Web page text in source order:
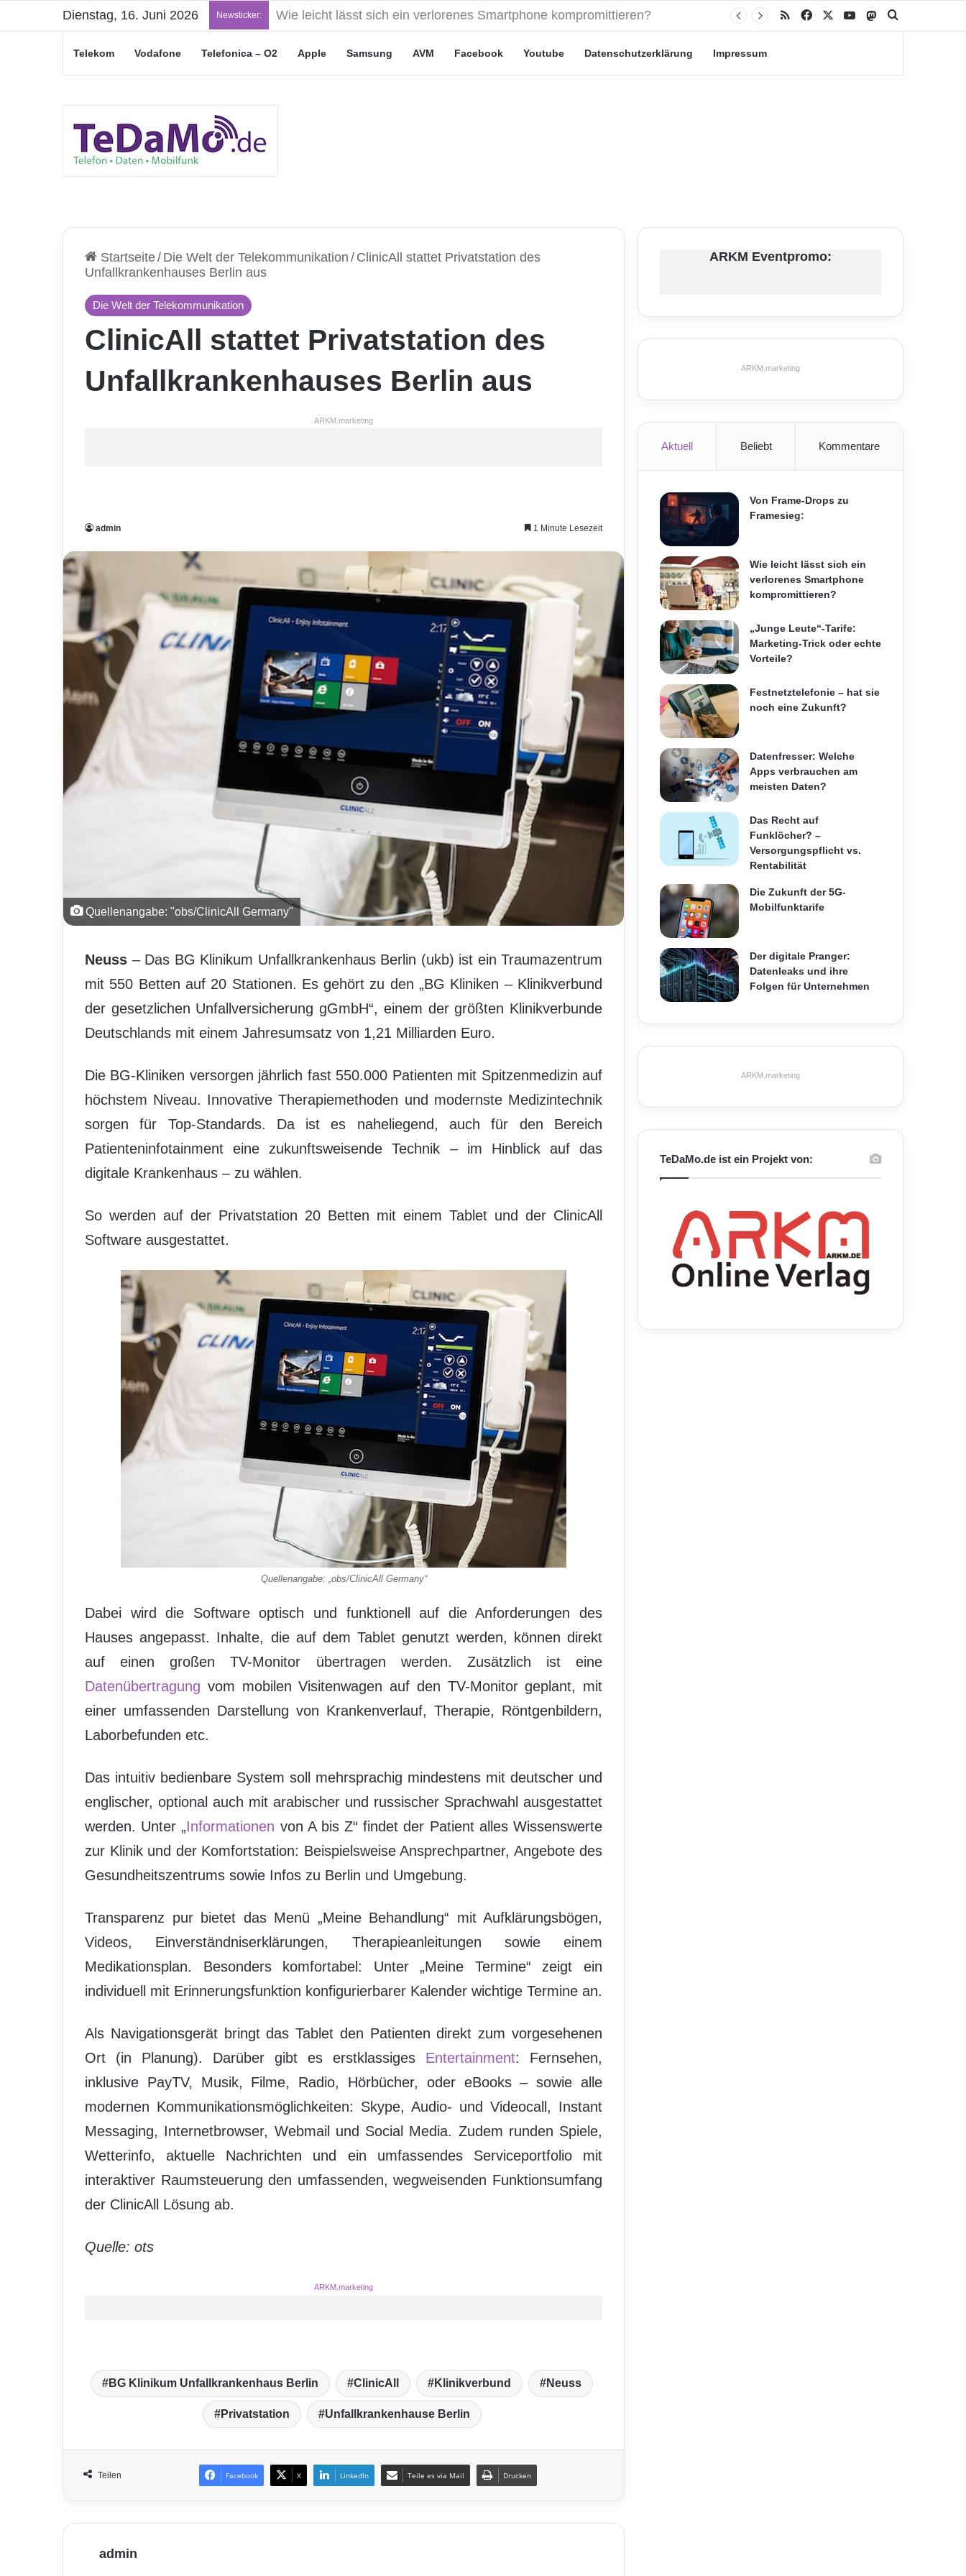
Dienstag, 16. Juni 2026 Newsticker: „Junge Leute“-Tarife: Marketing-Trick oder echte Vorteile? RSS Facebook YouTubeMastodon
Telekom Vodafone Telefonica – O2 Apple Samsung AVM Facebook Youtube Datenschutzerklärung Impressum
Startseite/ Die Welt der Telekommunikation / ClinicAll stattet Privatstation des
Unfallkrankenhauses Berlin aus
Die Welt der Telekommunikation
ClinicAll stattet Privatstation des
Unfallkrankenhauses Berlin aus
ARKM.marketing
admin 1 Minute Lesezeit
Quellenangabe: "obs/ClinicAll Germany"
Neuss – Das BG Klinikum Unfallkrankenhaus Berlin (ukb) ist ein Traumazentrum
mit 550 Betten auf 20 Stationen. Es gehört zu den „BG Kliniken – Klinikverbund
der gesetzlichen Unfallversicherung gGmbH“, einem der größten Klinikverbunde
Deutschlands mit einem Jahresumsatz von 1,21 Milliarden Euro.
Die BG-Kliniken versorgen jährlich fast 550.000 Patienten mit Spitzenmedizin auf
höchstem Niveau. Innovative Therapiemethoden und modernste Medizintechnik
sorgen für Top-Standards. Da ist es naheliegend, auch für den Bereich
Patienteninfotainment eine zukunftsweisende Technik – im Hinblick auf das
digitale Krankenhaus – zu wählen.
So werden auf der Privatstation 20 Betten mit einem Tablet und der ClinicAll
Software ausgestattet.
Quellenangabe: „obs/ClinicAll Germany“
Dabei wird die Software optisch und funktionell auf die Anforderungen des
Hauses angepasst. Inhalte, die auf dem Tablet genutzt werden, können direkt
auf einen großen TV-Monitor übertragen werden. Zusätzlich ist eine
Datenübertragung vom mobilen Visitenwagen auf den TV-Monitor geplant, mit
einer umfassenden Darstellung von Krankenverlauf, Therapie, Röntgenbildern,
Laborbefunden etc.
Das intuitiv bedienbare System soll mehrsprachig mindestens mit deutscher und
englischer, optional auch mit arabischer und russischer Sprachwahl ausgestattet
werden. Unter „Informationen von A bis Z“ findet der Patient alles Wissenswerte
zur Klinik und der Komfortstation: Beispielsweise Ansprechpartner, Angebote des
Gesundheitszentrums sowie Infos zu Berlin und Umgebung.
Transparenz pur bietet das Menü „Meine Behandlung“ mit Aufklärungsbögen,
Videos, Einverständniserklärungen, Therapieanleitungen sowie einem
Medikationsplan. Besonders komfortabel: Unter „Meine Termine“ zeigt ein
individuell mit Erinnerungsfunktion konfigurierbarer Kalender wichtige Termine an.
Als Navigationsgerät bringt das Tablet den Patienten direkt zum vorgesehenen
Ort (in Planung). Darüber gibt es erstklassiges Entertainment: Fernsehen,
inklusive PayTV, Musik, Filme, Radio, Hörbücher, oder eBooks – sowie alle
modernen Kommunikationsmöglichkeiten: Skype, Audio- und Videocall, Instant
Messaging, Internetbrowser, Webmail und Social Media. Zudem runden Spiele,
Wetterinfo, aktuelle Nachrichten und ein umfassendes Serviceportfolio mit
interaktiver Raumsteuerung den umfassenden, wegweisenden Funktionsumfang
der ClinicAll Lösung ab.
Quelle: ots
ARKM.marketing
BG Klinikum Unfallkrankenhaus Berlin ClinicAll Klinikverbund Neuss
Privatstation Unfallkrankenhause Berlin
Teilen Facebook X LinkedIn Teile es via Mail Drucken
admin
ARKM Eventpromo:
ARKM.marketing
Aktuell Beliebt Kommentare
Von Frame-Drops zu
Framesieg:
Wie leicht lässt sich ein
verlorenes Smartphone
kompromittieren?
„Junge Leute“-Tarife:
Marketing-Trick oder echte
Vorteile?
Festnetztelefonie – hat sie
noch eine Zukunft?
Datenfresser: Welche
Apps verbrauchen am
meisten Daten?
Das Recht auf
Funklöcher? –
Versorgungspflicht vs.
Rentabilität
Die Zukunft der 5G-
Mobilfunktarife
Der digitale Pranger:
Datenleaks und ihre
Folgen für Unternehmen
ARKM.marketing
TeDaMo.de ist ein Projekt von: